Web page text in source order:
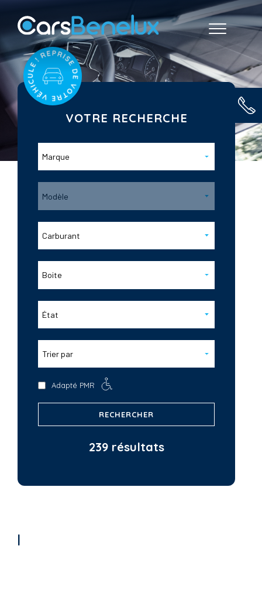
VOTRE RECHERCHE
Marque
Modèle
Carburant
Boite
État
Trier par
Adapté PMR
RECHERCHER
239 résultats
|